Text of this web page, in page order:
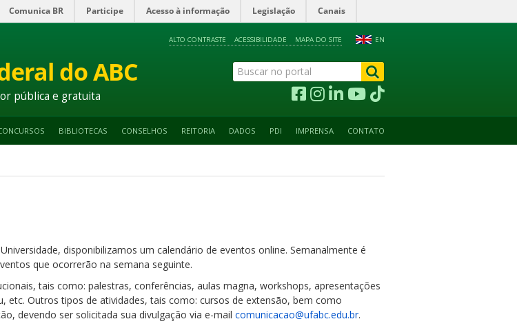
Comunica BR Participe Acesso à informação Legislação Canais
EN
ALTO CONTRASTE ACESSIBILIDADE MAPA DO SITE
do ABC
pública e gratuita
BIBLIOTECAS CONSELHOS REITORIA DADOS PDI IMPRENSA CONTATO
disponibilizamos um calendário de eventos online. Semanalmente é
que ocorrerão na semana seguinte.
tais como: palestras, conferências, aulas magna, workshops, apresentações
etc. Outros tipos de atividades, tais como: cursos de extensão, bem como
devendo ser solicitada sua divulgação via e-mail comunicacao@ufabc.edu.br.